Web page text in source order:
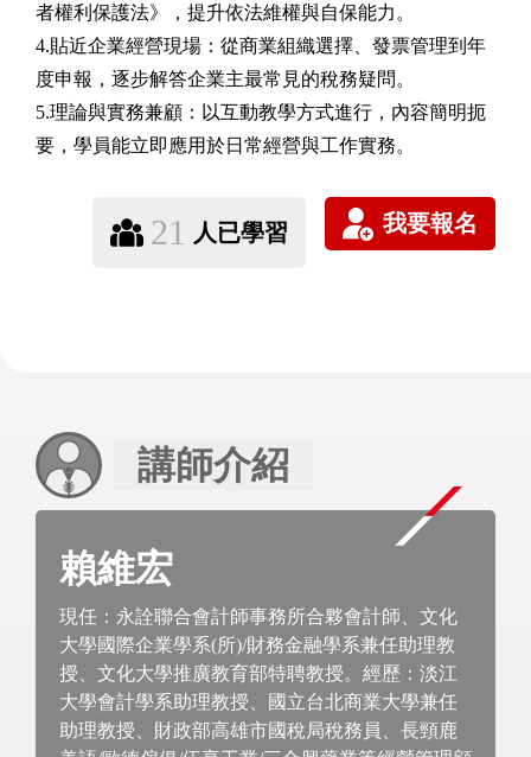
者權利保護法》，提升依法維權與自保能力。
4.貼近企業經營現場：從商業組織選擇、發票管理到年
度申報，逐步解答企業主最常見的稅務疑問。
5.理論與實務兼顧：以互動教學方式進行，內容簡明扼
要，學員能立即應用於日常經營與工作實務。
21 人已學習
講師介紹
賴維宏
現任：永詮聯合會計師事務所合夥會計師、文化
大學國際企業學系(所)/財務金融學系兼任助理教
授、文化大學推廣教育部特聘教授。經歷：淡江
大學會計學系助理教授、國立台北商業大學兼任
助理教授、財政部高雄市國稅局稅務員、長頸鹿